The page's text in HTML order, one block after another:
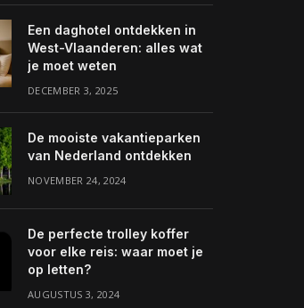
Een daghotel ontdekken in
West-Vlaanderen: alles wat
je moet weten
DECEMBER 3, 2025
De mooiste vakantieparken
van Nederland ontdekken
NOVEMBER 24, 2024
De perfecte trolley koffer
voor elke reis: waar moet je
op letten?
AUGUSTUS 3, 2024